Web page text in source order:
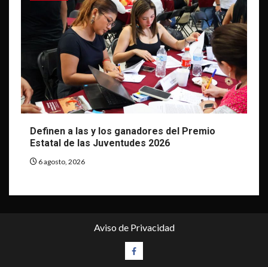
Definen a las y los ganadores del Premio
Estatal de las Juventudes 2026
6 agosto, 2026
Aviso de Privacidad
Facebook